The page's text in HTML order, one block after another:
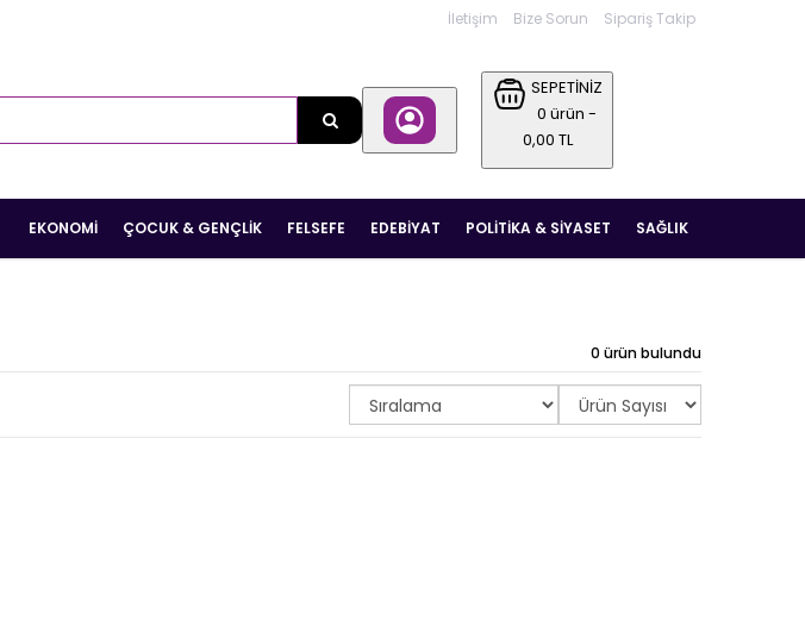
İletişim Bize Sorun Sipariş Takip
SEPETİNİZ
0 ürün -
0,00 TL
SAĞLIK
POLITIKA & SIYASET
EDEBIYAT
FELSEFE
ÇOCUK & GENÇLIK
EKONOMI
0 ürün bulundu